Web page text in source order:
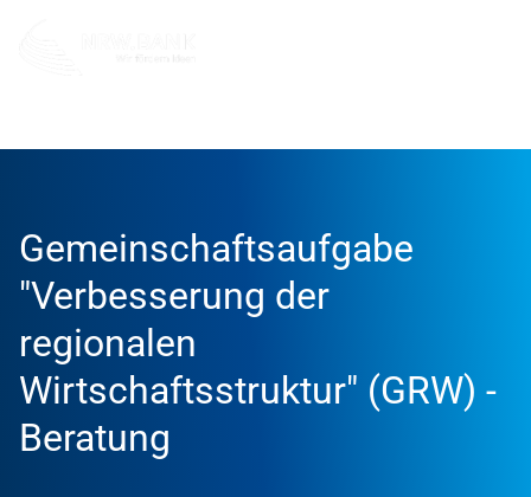
Gemeinschaftsaufgabe
"Verbesserung der
regionalen
Wirtschaftsstruktur" (GRW) -
Beratung